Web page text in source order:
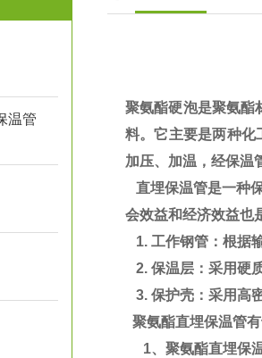
温管
聚氨酯硬泡是聚氨酯
料。它主要是两种
加压、加温，经保温
直埋保温管是一种
会效益和经济效益也
1. 工作钢管：根据
2. 保温层：采用硬
3. 保护壳：采用高
聚氨酯直埋保温管
1、聚氨酯直埋保温